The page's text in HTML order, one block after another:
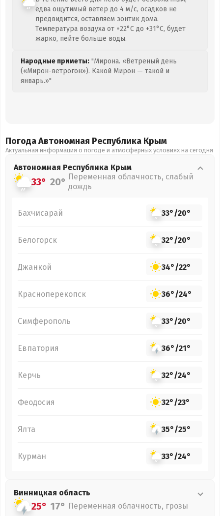
едва ощутимый ветер до 4 м/с, осадков не
предвидится, оставляем зонтик дома.
Температура воздуха от +22°C до +31°C, будет
жарко, пейте больше воды.
Народные приметы: "Мирона. «Ветреный день
(«Мирон-ветрогон»). Какой Мирон — такой и
январь.»"
Погода Автономная Республика Крым
Актуальная информация о погоде и атмосферных условиях на сегодня
Автономная Республика Крым
33° 20° Переменная облачность, слабый
дождь
Бахчисарай 33°/20°
Белогорск 32°/20°
Джанкой 34°/22°
Красноперекопск 36°/24°
Симферополь 33°/20°
Евпатория 36°/21°
Керчь 32°/24°
Феодосия 32°/23°
Ялта 35°/25°
Курман 33°/24°
Винницкая область
25° 17° Переменная облачность, грозы